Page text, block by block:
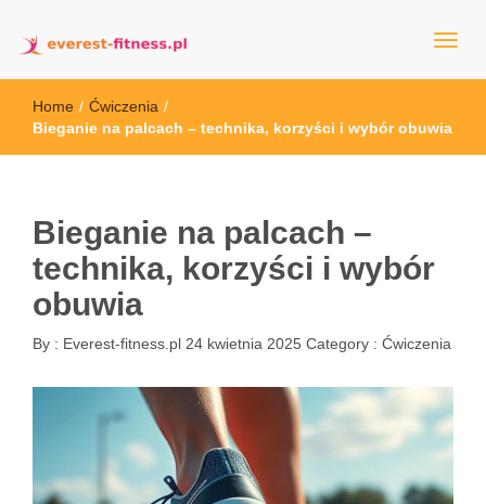
everest-fitness.pl
Home / Ćwiczenia /
Bieganie na palcach – technika, korzyści i wybór obuwia
Bieganie na palcach –
technika, korzyści i wybór
obuwia
By : Everest-fitness.pl 24 kwietnia 2025 Category : Ćwiczenia